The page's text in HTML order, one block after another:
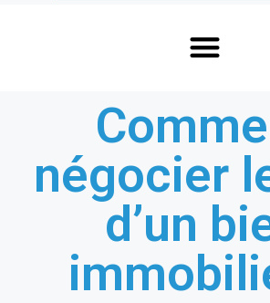
négocier
d’un